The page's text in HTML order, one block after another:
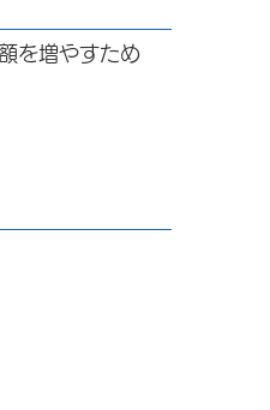
を増やすため